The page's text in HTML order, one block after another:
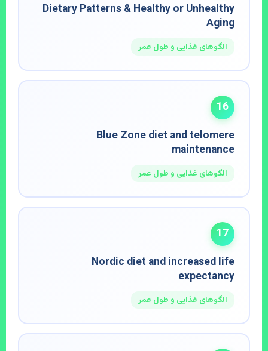
Dietary Patterns & Healthy or Unhealthy
Aging
الگوهای غذایی و طول عمر
16
Blue Zone diet and telomere
maintenance
الگوهای غذایی و طول عمر
17
Nordic diet and increased life
expectancy
الگوهای غذایی و طول عمر